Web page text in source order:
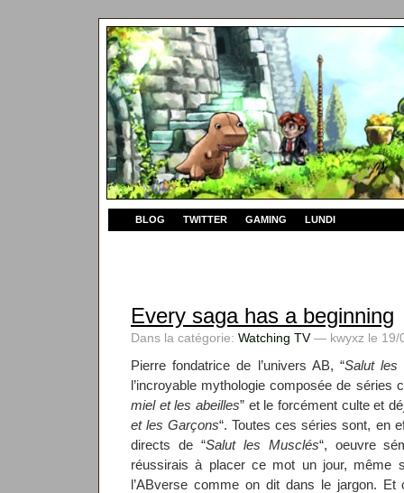
BLOG TWITTER GAMING LUNDI
Every saga has a beginning
Dans la catégorie: Watching TV— kwyxz le 19/
Pierre fondatrice de l’univers AB, “Salut les
l’incroyable mythologie composée de séries
miel et les abeilles” et le forcément culte et
et les Garçons“. Toutes ces séries sont, en
directs de “Salut les Musclés“, oeuvre
réussirais à placer ce mot un jour, même
l’ABverse comme on dit dans le jargon.